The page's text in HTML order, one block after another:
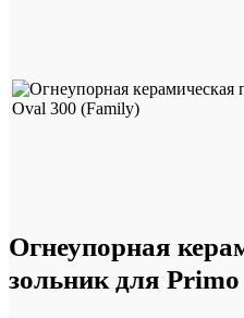
Огнеупорная
зольник для